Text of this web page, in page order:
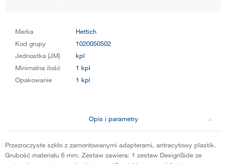
Marka
Hettich
Kod grupy
1020050502
Jednostka (JM)
kpl
Minimalna ilość
1 kpl
Opakowanie
1 kpl
Opis i parametry
Przezroczyste szkło z zamontowanymi adapterami, antracytowy plastik.
Grubość materiału 6 mm. Zestaw zawiera: 1 zestaw DesignSide ze